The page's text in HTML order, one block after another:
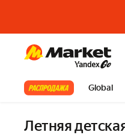
Market
Все хиты Global
Летняя